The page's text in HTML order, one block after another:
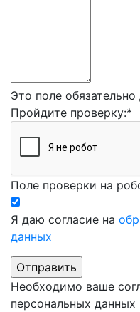
Это поле обязательно
Пройдите проверку:*
Поле проверки на
Я даю согласие на
данных
Необходимо ваше
персональных данных